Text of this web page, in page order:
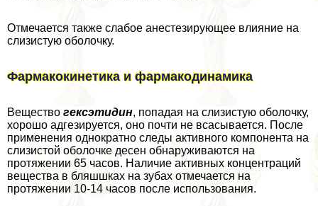
Отмечается также слабое анестезирующее влияние на
слизистую оболочку.
Фармакокинетика и фармакодинамика
Вещество гексэтидин, попадая на слизистую оболочку,
хорошо адгезируется, оно почти не всасывается. После
применения однократно следы активного компонента на
слизистой оболочке десен обнаруживаются на
протяжении 65 часов. Наличие активных концентраций
вещества в бляшшках на зубах отмечается на
протяжении 10-14 часов после использования.